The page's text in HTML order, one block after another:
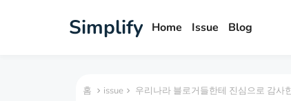
Simplify Home Issue Blog
홈 issue 우리나라 블로거들한테 진심으로 감사